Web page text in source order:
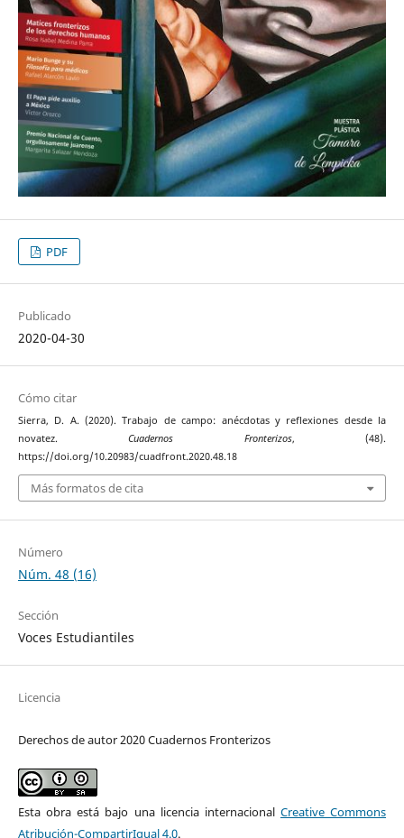
PDF
Publicado
2020-04-30
Cómo citar
Sierra, D. A. (2020). Trabajo de campo: anécdotas y reflexiones desde la
novatez.Cuadernos Fronterizos, (48).
https://doi.org/10.20983/cuadfront.2020.48.18
Más formatos de cita
Número
Núm. 48 (16)
Sección
Voces Estudiantiles
Licencia
Derechos de autor 2020 Cuadernos Fronterizos
Esta obra está bajo una licencia internacional Creative Commons
Atribución-CompartirIgual 4.0.